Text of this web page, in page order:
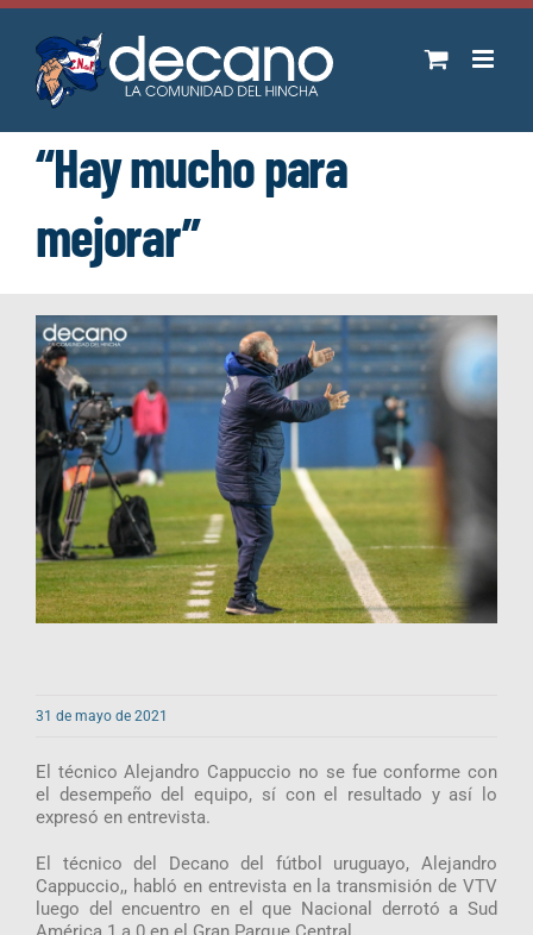
Saltar
contenido
“Hay mucho para
mejorar”
31 de mayo de 2021
El técnico Alejandro Cappuccio no se fue conforme con
el desempeño del equipo, sí con el resultado y así lo
expresó en entrevista.
El técnico del Decano del fútbol uruguayo, Alejandro
Cappuccio,, habló en entrevista en la transmisión de VTV
luego del encuentro en el que Nacional derrotó a Sud